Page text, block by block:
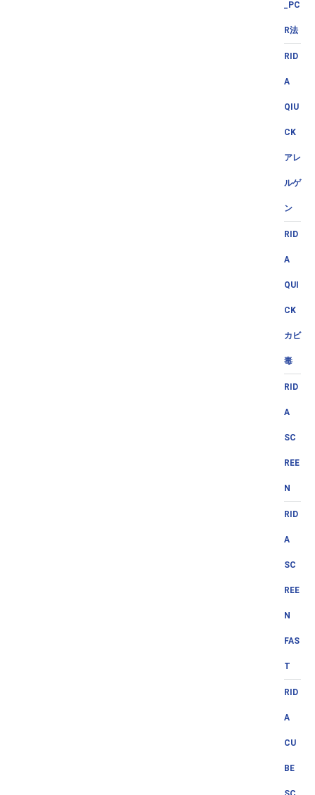
_PC
R法
RID
A
QIU
CK
アレ
ルゲ
ン
RID
A
QUI
CK
カビ
毒
RID
A
SC
REE
N
RID
A
SC
REE
N
FAS
T
RID
A
CU
BE